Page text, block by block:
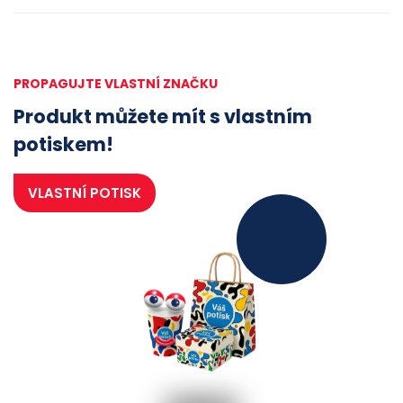
PROPAGUJTE VLASTNÍ ZNAČKU
Produkt můžete mít s vlastním
potiskem!
VLASTNÍ POTISK